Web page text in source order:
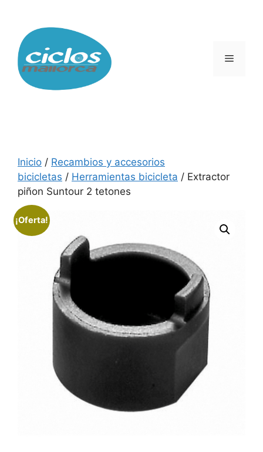
contenido
Menú
Inicio / Recambios y accesorios
bicicletas / Herramientas bicicleta / Extractor
piñon Suntour 2 tetones
¡Oferta!